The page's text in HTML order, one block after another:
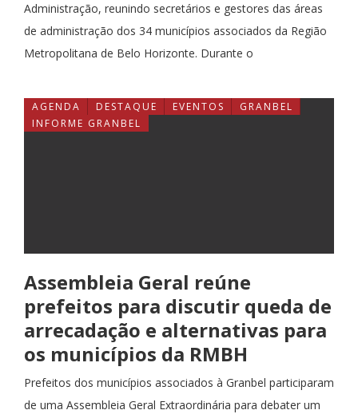
Administração, reunindo secretários e gestores das áreas
de administração dos 34 municípios associados da Região
Metropolitana de Belo Horizonte. Durante o
AGENDA DESTAQUE EVENTOS
GRANBEL
INFORME GRANBEL
Assembleia Geral reúne
prefeitos para discutir queda de
arrecadação e alternativas para
os municípios da RMBH
Prefeitos dos municípios associados à Granbel participaram
de uma Assembleia Geral Extraordinária para debater um